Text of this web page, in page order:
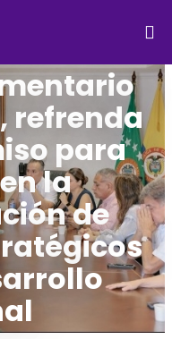
refrenda
para
la
de